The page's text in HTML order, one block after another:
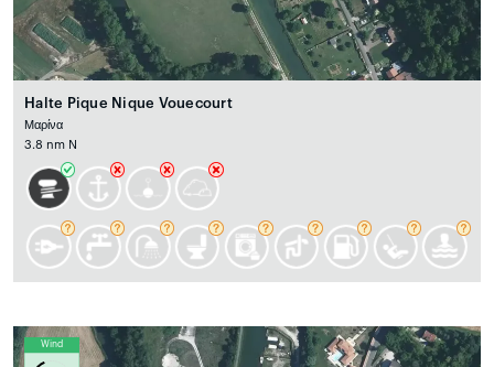
Halte Pique Nique Vouecourt
Μαρίνα
3.8 nm N
Wind